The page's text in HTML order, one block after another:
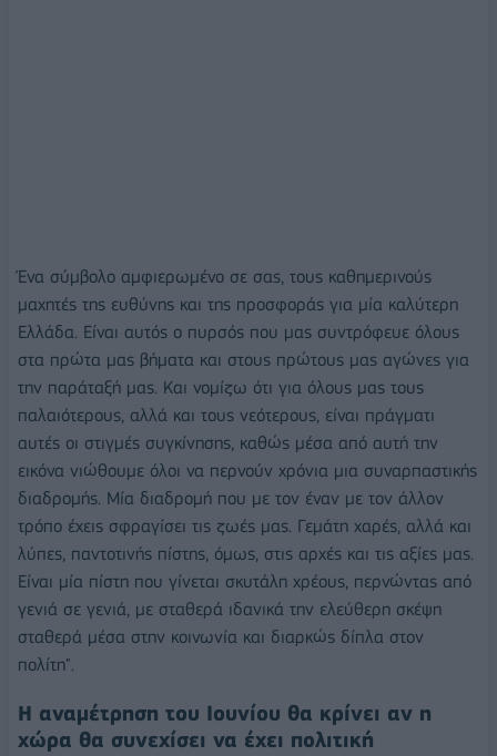
Ένα σύμβολο αμφιερωμένο σε σας, τους καθημερινούς
μαχητές της ευθύνης και της προσφοράς για μία καλύτερη
Ελλάδα. Είναι αυτός ο πυρσός που μας συντρόφευε όλους
στα πρώτα μας βήματα και στους πρώτους μας αγώνες για
την παράταξή μας. Και νομίζω ότι για όλους μας τους
παλαιότερους, αλλά και τους νεότερους, είναι πράγματι
αυτές οι στιγμές συγκίνησης, καθώς μέσα από αυτή την
εικόνα νιώθουμε όλοι να περνούν χρόνια μια συναρπαστικής
διαδρομής. Μία διαδρομή που με τον έναν με τον άλλον
τρόπο έχεις σφραγίσει τις ζωές μας. Γεμάτη χαρές, αλλά και
λύπες, παντοτινής πίστης, όμως, στις αρχές και τις αξίες μας.
Είναι μία πίστη που γίνεται σκυτάλη χρέους, περνώντας από
γενιά σε γενιά, με σταθερά ιδανικά την ελεύθερη σκέψη
σταθερά μέσα στην κοινωνία και διαρκώς δίπλα στον
πολίτη".
Η αναμέτρηση του Ιουνίου θα κρίνει αν η
χώρα θα συνεχίσει να έχει πολιτική